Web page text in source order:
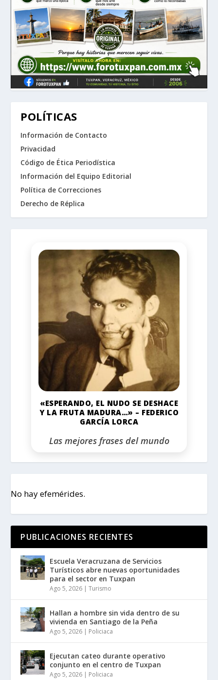
POLÍTICAS
Información de Contacto
Privacidad
Código de Ética Periodística
Información del Equipo Editorial
Política de Correcciones
Derecho de Réplica
«ESPERANDO, EL NUDO SE DESHACE
Y LA FRUTA MADURA…» – FEDERICO
GARCÍA LORCA
Las mejores frases del mundo
No hay efemérides.
PUBLICACIONES RECIENTES
Escuela Veracruzana de Servicios
Turísticos abre nuevas oportunidades
para el sector en Tuxpan
Ago 5, 2026 |Turismo
Hallan a hombre sin vida dentro de su
vivienda en Santiago de la Peña
Ago 5, 2026 Policiaca
Ejecutan cateo durante operativo
conjunto en el centro de Tuxpan
Ago 5, 2026 Policiaca